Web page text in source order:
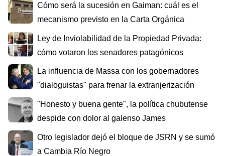
Cómo será la sucesión en Gaiman: cuál es el
mecanismo previsto en la Carta Orgánica
Ley de Inviolabilidad de la Propiedad Privada:
cómo votaron los senadores patagónicos
La influencia de Massa con los gobernadores
"dialoguistas" para frenar la extranjerización
"Honesto y buena gente", la política chubutense
despide con dolor al galenso James
Otro legislador dejó el bloque de JSRN y se sumó
a Cambia Río Negro